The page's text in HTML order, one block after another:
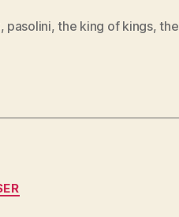
, pasolini,the king of kings,the